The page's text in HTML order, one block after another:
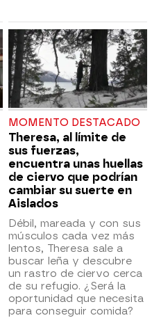
MOMENTO DESTACADO
Theresa, al límite de
sus fuerzas,
encuentra unas huellas
de ciervo que podrían
cambiar su suerte en
Aislados
Débil, mareada y con sus
músculos cada vez más
lentos, Theresa sale a
buscar leña y descubre
un rastro de ciervo cerca
de su refugio. ¿Será la
oportunidad que necesita
para conseguir comida?